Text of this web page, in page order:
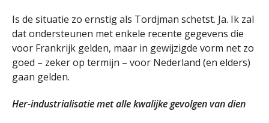
Is de situatie zo ernstig als Tordjman schetst. Ja. Ik zal
dat ondersteunen met enkele recente gegevens die
voor Frankrijk gelden, maar in gewijzigde vorm net zo
goed – zeker op termijn – voor Nederland (en elders)
gaan gelden.
Her-industrialisatie met alle kwalijke gevolgen van dien